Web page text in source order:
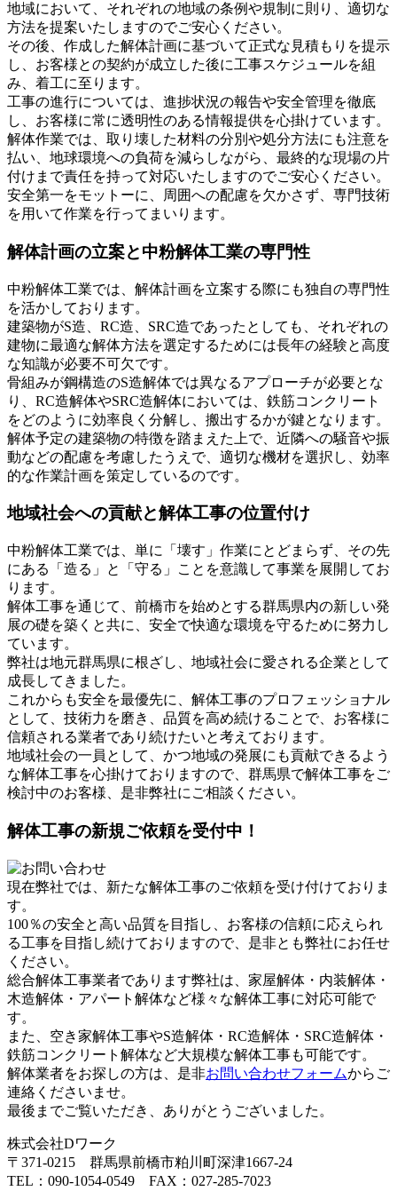
地域において、それぞれの地域の条例や規制に則り、適切な
方法を提案いたしますのでご安心ください。
その後、作成した解体計画に基づいて正式な見積もりを提示
し、お客様との契約が成立した後に工事スケジュールを組
み、着工に至ります。
工事の進行については、進捗状況の報告や安全管理を徹底
し、お客様に常に透明性のある情報提供を心掛けています。
解体作業では、取り壊した材料の分別や処分方法にも注意を
払い、地球環境への負荷を減らしながら、最終的な現場の片
付けまで責任を持って対応いたしますのでご安心ください。
安全第一をモットーに、周囲への配慮を欠かさず、専門技術
を用いて作業を行ってまいります。
解体計画の立案と中粉解体工業の専門性
中粉解体工業では、解体計画を立案する際にも独自の専門性
を活かしております。
建築物がS造、RC造、SRC造であったとしても、それぞれの
建物に最適な解体方法を選定するためには長年の経験と高度
な知識が必要不可欠です。
骨組みが鋼構造のS造解体では異なるアプローチが必要とな
り、RC造解体やSRC造解体においては、鉄筋コンクリート
をどのように効率良く分解し、搬出するかが鍵となります。
解体予定の建築物の特徴を踏まえた上で、近隣への騒音や振
動などの配慮を考慮したうえで、適切な機材を選択し、効率
的な作業計画を策定しているのです。
地域社会への貢献と解体工事の位置付け
中粉解体工業では、単に「壊す」作業にとどまらず、その先
にある「造る」と「守る」ことを意識して事業を展開してお
ります。
解体工事を通じて、前橋市を始めとする群馬県内の新しい発
展の礎を築くと共に、安全で快適な環境を守るために努力し
ています。
弊社は地元群馬県に根ざし、地域社会に愛される企業として
成長してきました。
これからも安全を最優先に、解体工事のプロフェッショナル
として、技術力を磨き、品質を高め続けることで、お客様に
信頼される業者であり続けたいと考えております。
地域社会の一員として、かつ地域の発展にも貢献できるよう
な解体工事を心掛けておりますので、群馬県で解体工事をご
検討中のお客様、是非弊社にご相談ください。
解体工事の新規ご依頼を受付中！
現在弊社では、新たな解体工事のご依頼を受け付けておりま
す。
100％の安全と高い品質を目指し、お客様の信頼に応えられ
る工事を目指し続けておりますので、是非とも弊社にお任せ
ください。
総合解体工事業者であります弊社は、家屋解体・内装解体・
木造解体・アパート解体など様々な解体工事に対応可能で
す。
また、空き家解体工事やS造解体・RC造解体・SRC造解体・
鉄筋コンクリート解体など大規模な解体工事も可能です。
解体業者をお探しの方は、是非お問い合わせフォームからご
連絡くださいませ。
最後までご覧いただき、ありがとうございました。
株式会社Dワーク
〒371-0215 群馬県前橋市粕川町深津1667-24
TEL：090-1054-0549 FAX：027-285-7023